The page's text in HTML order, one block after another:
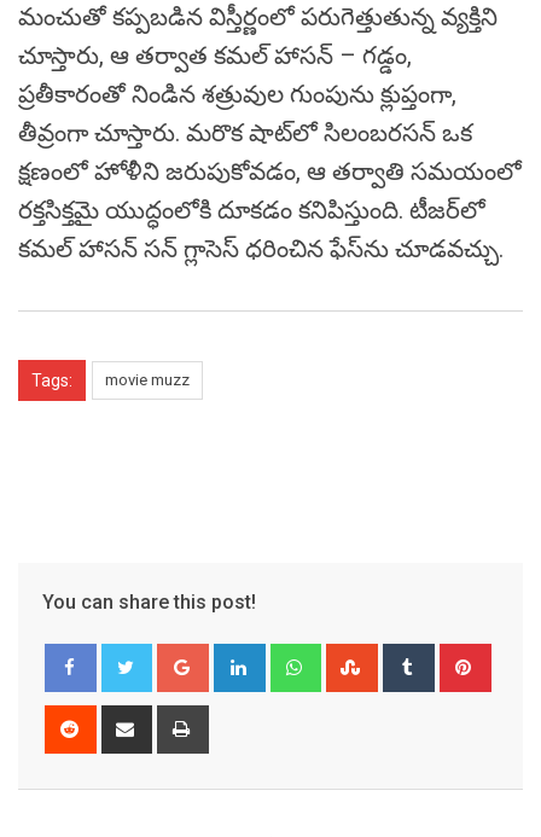
మంచుతో కప్పబడిన విస్తీర్ణంలో పరుగెత్తుతున్న వ్యక్తిని
చూస్తారు, ఆ తర్వాత కమల్ హాసన్ – గడ్డం,
ప్రతీకారంతో నిండిన శత్రువుల గుంపును క్లుప్తంగా,
తీవ్రంగా చూస్తారు. మరొక షాట్‌లో సిలంబరసన్ ఒక
క్షణంలో హోళీని జరుపుకోవడం, ఆ తర్వాతి సమయంలో
రక్తసిక్తమై యుద్ధంలోకి దూకడం కనిపిస్తుంది. టీజర్‌లో
కమల్ హాసన్ సన్ గ్లాసెస్ ధరించిన ఫేస్‌ను చూడవచ్చు.
Tags: movie muzz
You can share this post!
Google+ LinkedIn WhatsappStumbleUpon
Tumblr
Reddit
Share